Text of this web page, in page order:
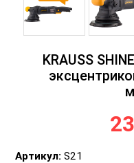
KRAUSS
Артикул:S21